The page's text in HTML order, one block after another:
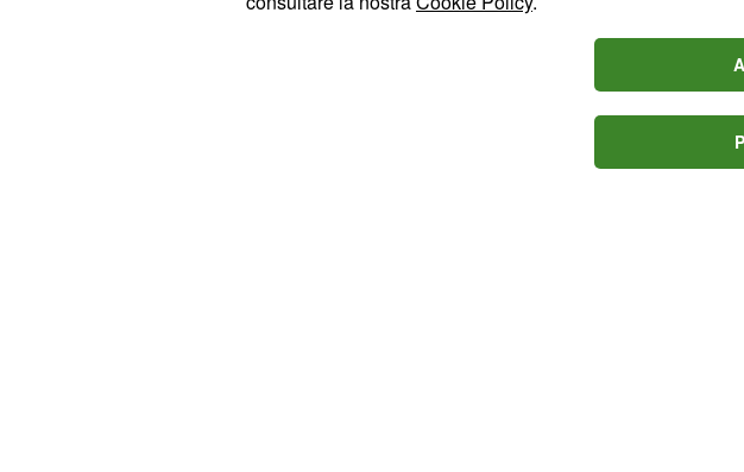
- L'oroscopo settimanale al 28 marzo parla di novità
importanti da accogliere. La crisi che vi ha travolto negli
ultimi anni potrà essere superata definitivamente, grazie